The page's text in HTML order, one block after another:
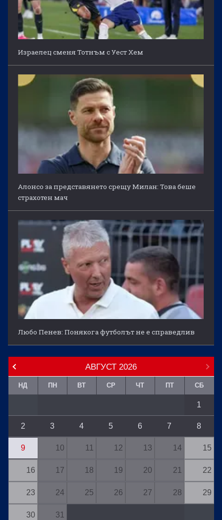
Израелец сменя Тотнъм с Уест Хем
Алонсо за представянето срещу Милан: Това беше
страхотен мач
Любо Пенев: Понякога футболът не е справедлив
АВГУСТ 2026
НД ПН ВТ СР ЧТ ПТ СБ
1
2 3 4 5 6 7 8
9 10 11 12 13 14 15
16 17 18 19 20 21 22
23 24 25 26 27 28 29
30 31